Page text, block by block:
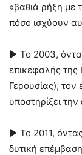
«βαθιά ρήξη με
πόσο ισχύουν
► Το 2003,
επικεφαλής
Γερουσίας), τον
υποστηρίξει
► Το 2011,
δυτική